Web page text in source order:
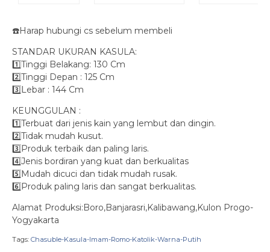
☎️Harap hubungi cs sebelum membeli
STANDAR UKURAN KASULA:
1️⃣Tinggi Belakang: 130 Cm
2️⃣Tinggi Depan : 125 Cm
3️⃣Lebar : 144 Cm
KEUNGGULAN :
1️⃣Terbuat dari jenis kain yang lembut dan dingin.
2️⃣Tidak mudah kusut.
3️⃣Produk terbaik dan paling laris.
4️⃣Jenis bordiran yang kuat dan berkualitas
5️⃣Mudah dicuci dan tidak mudah rusak.
6️⃣Produk paling laris dan sangat berkualitas.
Alamat Produksi:Boro,Banjarasri,Kalibawang,Kulon Progo-
Yogyakarta
Tags: Chasuble-Kasula-Imam-Romo-Katolik-Warna-Putih